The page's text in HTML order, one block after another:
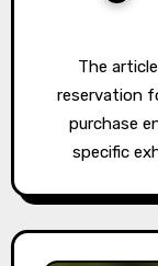
The article focuses on the process of ticket
reservation
purchase
specific